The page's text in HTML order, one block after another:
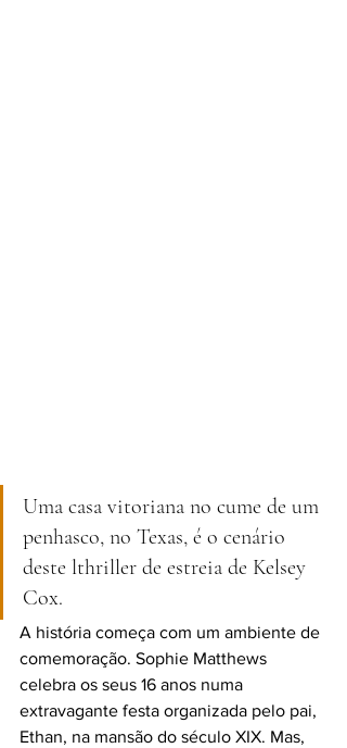
Uma casa vitoriana no cume de um
penhasco, no Texas, é o cenário
deste lthriller de estreia de Kelsey
Cox.
A história começa com um ambiente de
comemoração. Sophie Matthews
celebra os seus 16 anos numa
extravagante festa organizada pelo pai,
Ethan, na mansão do século XIX. Mas,